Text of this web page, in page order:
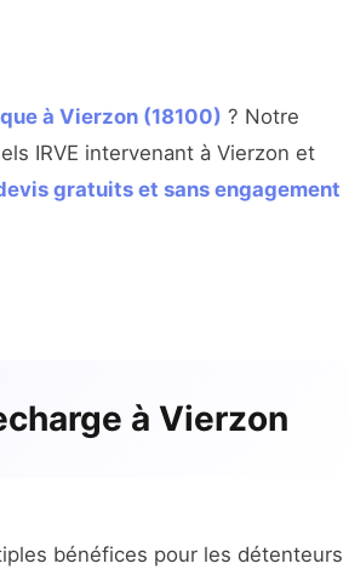
à Vierzon (18100) ? Notre
IRVE intervenant à Vierzon et
gratuits et sans engagement
à Vierzon
bénéfices pour les détenteurs